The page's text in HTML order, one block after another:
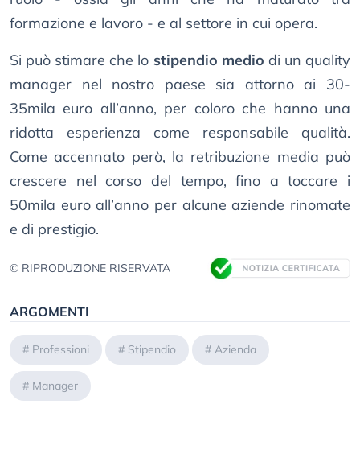
formazione e lavoro - e al settore in cui opera.
Si può stimare che lo stipendio medio di un quality
manager nel nostro paese sia attorno ai 30-
35mila euro all’anno, per coloro che hanno una
ridotta esperienza come responsabile qualità.
Come accennato però, la retribuzione media può
crescere nel corso del tempo, fino a toccare i
50mila euro all’anno per alcune aziende rinomate
e di prestigio.
© RIPRODUZIONE RISERVATA
ARGOMENTI
# Professioni # Stipendio # Azienda
# Manager